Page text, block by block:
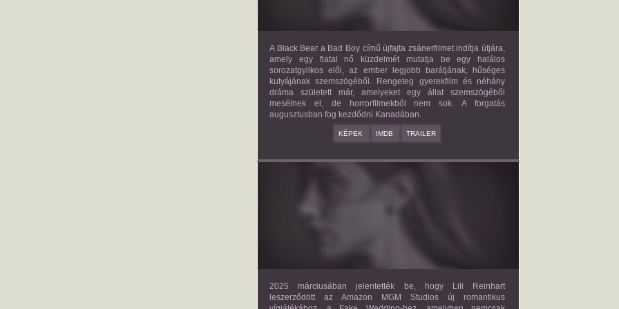
A Black Bear a Bad Boy című újfajta zsánerfilmet indítja útjára,
amely egy fiatal nő küzdelmét mutatja be egy halálos
sorozatgyilkos elől, az ember legjobb barátjának, hűséges
kutyájának szemszögéből. Rengeteg gyerekfilm és néhány
dráma született már, amelyeket egy állat szemszögéből
mesélnek el, de horrorfilmekből nem sok. A forgatás
augusztusban fog kezdődni Kanadában.
KÉPEK IMDB TRAILER
FAKE WEDDING
2025 márciusában jelentették be, hogy Lili Reinhart
leszerződött az Amazon MGM Studios új romantikus